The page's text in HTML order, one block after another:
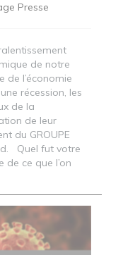
Presse
de notre
de l’économie
récession, les
de la
de leur
du GROUPE
Quel fut votre
de ce que l’on